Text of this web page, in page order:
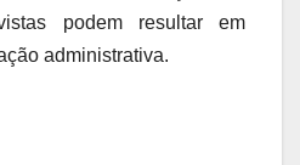
podem resultar em
administrativa.